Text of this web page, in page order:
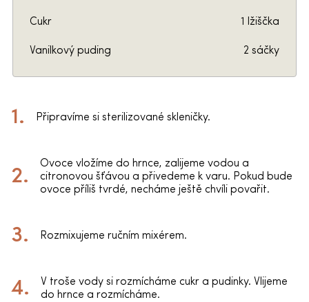
Cukr 1 lžiščka
Vanilkový puding 2 sáčky
Připravíme si sterilizované skleničky.
Ovoce vložíme do hrnce, zalijeme vodou a
citronovou šťávou a přivedeme k varu. Pokud bude
ovoce příliš tvrdé, necháme ještě chvíli povařit.
Rozmixujeme ručním mixérem.
V troše vody si rozmícháme cukr a pudinky. Vlijeme
do hrnce a rozmícháme.